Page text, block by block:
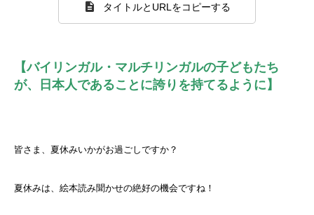
タイトルとURLをコピーする
【バイリンガル・マルチリンガルの子どもたち
が、日本人であることに誇りを持てるように】
皆さま、夏休みいかがお過ごしですか？
夏休みは、絵本読み聞かせの絶好の機会ですね！